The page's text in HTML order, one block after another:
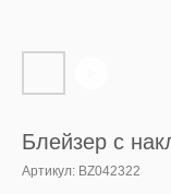
Блейзер с
Артикул: BZ042322